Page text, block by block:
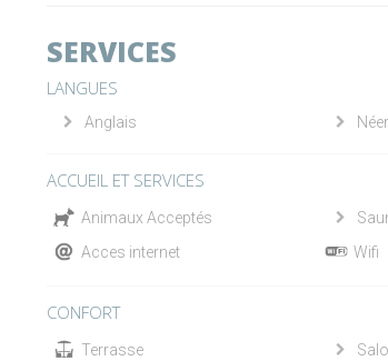
SERVICES
LANGUES
Anglais
ACCUEIL ET SERVICES
Animaux Acceptés
Acces internet
Wifi
CONFORT
Terrasse